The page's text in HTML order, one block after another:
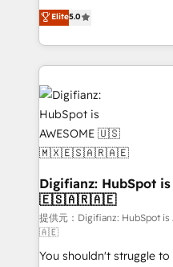
is there for you to: - Grow revenue, and run your
business more efficiently - Build
more people - Get the most out of your HubSpot
investment
enable mid-market and
maximise their return
growth. We modernise platforms, streamline
operations that are
customer experiences,
supercharge revenue operations Key
Implementation •
Transformation / Web
Sales Consulting •
makes us different? 🚀 Top 0.5% of global HubSpot
agencies ⚙️ The strongest technical ability and
integration capabilities 💼 Consultative, long-term
partners who will embed
business, processes and systems 🏢
Elite5.0
Digifianz: HubSpot
🇪🇸🇦🇷🇦🇪
提供元：Digifianz:
🇦🇪
You shouldn't struggle